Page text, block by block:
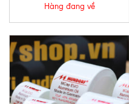
Hàng đang về